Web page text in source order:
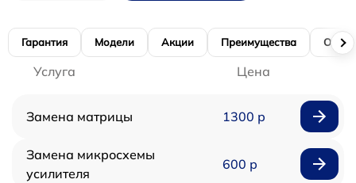
Гарантия Модели Акции Преимущества
Услуга Цена
Замена матрицы 1300 р
Замена микросхемы
усилителя
600 р